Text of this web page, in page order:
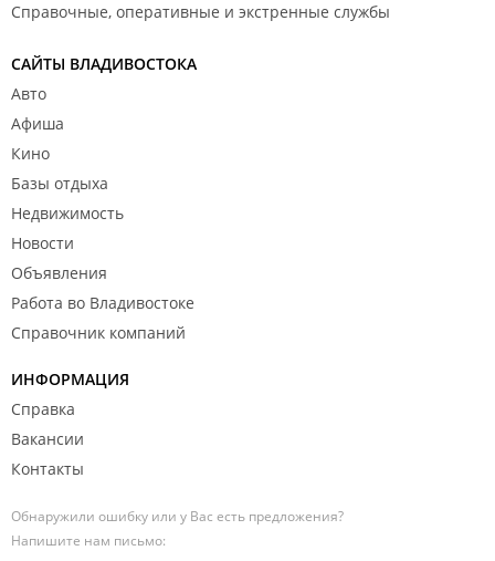
Справочные, оперативные и экстренные службы
САЙТЫ ВЛАДИВОСТОКА
Авто
Афиша
Кино
Базы отдыха
Недвижимость
Новости
Объявления
Работа во Владивостоке
Справочник компаний
ИНФОРМАЦИЯ
Справка
Вакансии
Контакты
Обнаружили ошибку или у Вас есть предложения?
Напишите нам письмо: